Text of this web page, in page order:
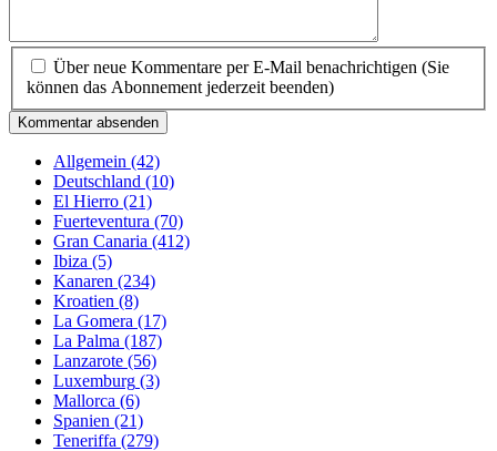
Über neue Kommentare per E-Mail benachrichtigen (Sie
können das Abonnement jederzeit beenden)
Kommentar absenden
Allgemein (42)
Deutschland (10)
El Hierro (21)
Fuerteventura (70)
Gran Canaria (412)
Ibiza (5)
Kanaren (234)
Kroatien (8)
La Gomera (17)
La Palma (187)
Lanzarote (56)
Luxemburg (3)
Mallorca (6)
Spanien (21)
Teneriffa (279)